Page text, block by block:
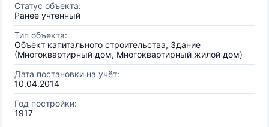
Статус объекта:
Ранее учтенный
Тип объекта:
Объект капитального строительства, Здание
(Многоквартирный дом, Многоквартирный жилой дом)
Дата постановки на учёт:
10.04.2014
Год постройки:
1917